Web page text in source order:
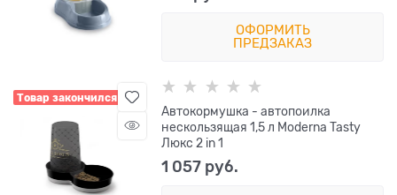
ОФОРМИТЬ
ПРЕДЗАКАЗ
Товар закончился
Автокормушка - автопоилка
нескользящая 1,5 л Moderna Tasty
Люкс 2 in 1
1 057 руб.